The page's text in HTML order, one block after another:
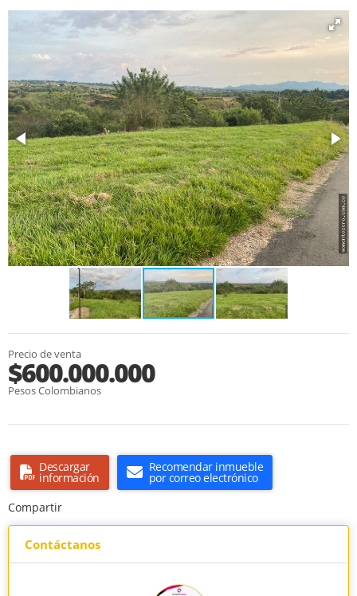
Precio de venta
$600.000.000
Pesos Colombianos
Descargar
información
Recomendar inmueble
por correo electrónico
Compartir
Contáctanos